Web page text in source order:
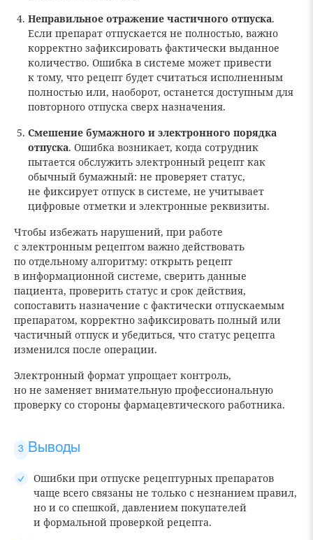
Неправильное отражение частичного отпуска.
Если препарат отпускается не полностью, важно
корректно зафиксировать фактически выданное
количество. Ошибка в системе может привести
к тому, что рецепт будет считаться исполненным
полностью или, наоборот, останется доступным для
повторного отпуска сверх назначения.
Смешение бумажного и электронного порядка
отпуска. Ошибка возникает, когда сотрудник
пытается обслужить электронный рецепт как
обычный бумажный: не проверяет статус,
не фиксирует отпуск в системе, не учитывает
цифровые отметки и электронные реквизиты.
Чтобы избежать нарушений, при работе
с электронным рецептом важно действовать
по отдельному алгоритму: открыть рецепт
в информационной системе, сверить данные
пациента, проверить статус и срок действия,
сопоставить назначение с фактически отпускаемым
препаратом, корректно зафиксировать полный или
частичный отпуск и убедиться, что статус рецепта
изменился после операции.
Электронный формат упрощает контроль,
но не заменяет внимательную профессиональную
проверку со стороны фармацевтического работника.
Выводы
Ошибки при отпуске рецептурных препаратов
чаще всего связаны не только с незнанием правил,
но и со спешкой, давлением покупателей
и формальной проверкой рецепта.